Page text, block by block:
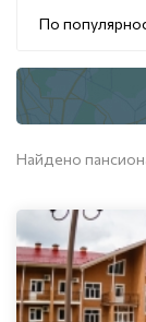
По
Найдено